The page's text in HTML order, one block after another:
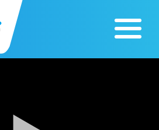
Zoo v Lužiankach